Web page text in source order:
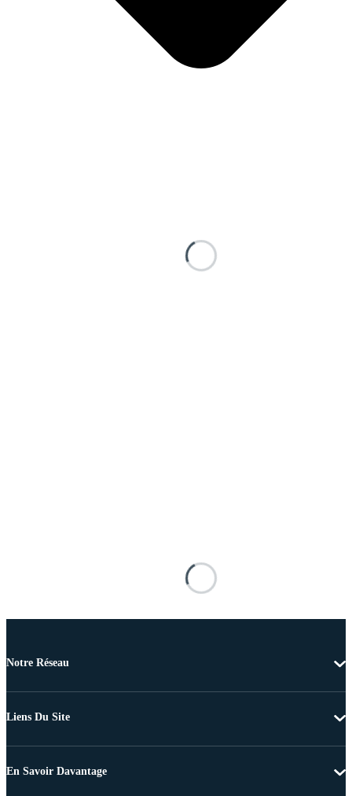
Notre Réseau
Liens Du Site
En Savoir Davantage